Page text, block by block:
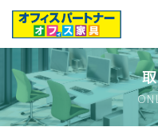
ス
キ
ン
に